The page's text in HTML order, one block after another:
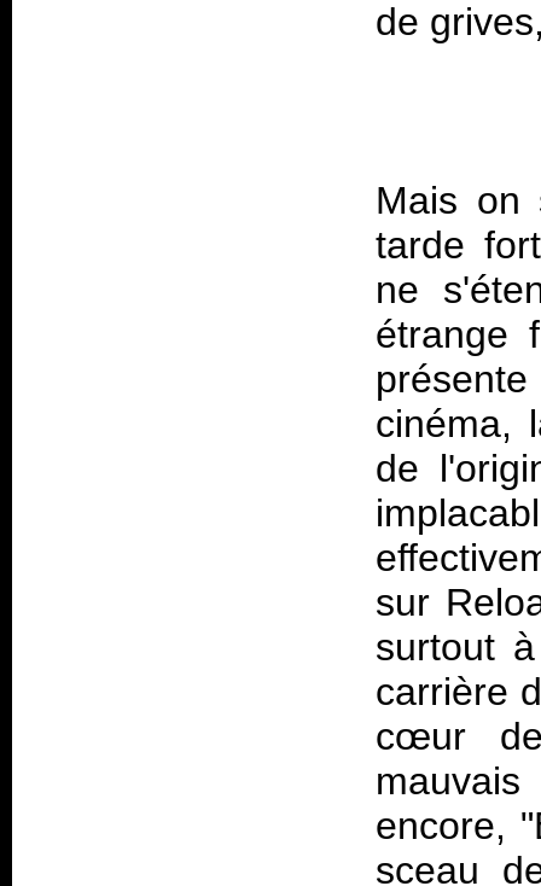
Mais on
tarde
ne
étrange
cinéma,
de
sur
surtout
carrière
cœur
encore,
sceau